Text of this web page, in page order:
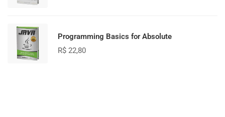
Programming Basics for Absolute
R$ 22,80